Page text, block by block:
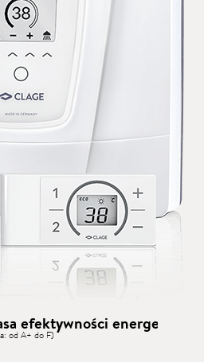
efektywności energetycznej
od A+ do F)